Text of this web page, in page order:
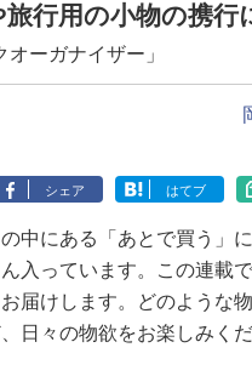
行用の小物の携行
ーガナイザー」
シェア はてブ
中にある「あとで買う」
入っています。この連載
届けします。どのような
日々の物欲をお楽しみくだ